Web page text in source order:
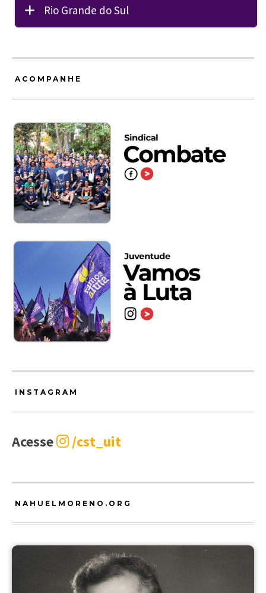
Rio Grande do Sul
ACOMPANHE
INSTAGRAM
Acesse /cst_uit
NAHUELMORENO.ORG